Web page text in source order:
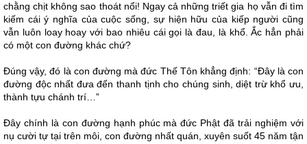
chằng chịt không sao thoát nổi! Ngay cả những triết gia họ vẫn đi tìm
kiếm cái ý nghĩa của cuộc sống, sự hiện hữu của kiếp người cũng
vẫn luôn loay hoay với bao nhiêu cái gọi là đau, là khổ. Ắc hẳn phải
có một con đường khác chứ?
Đúng vậy, đó là con đường mà đức Thế Tôn khẳng định: “Đây là con
đường độc nhất đưa đến thanh tịnh cho chúng sinh, diệt trừ khổ ưu,
thành tựu chánh trí…”
Đây chính là con đường hạnh phúc mà đức Phật đã trải nghiệm với
nụ cười tự tại trên môi, con đường nhất quán, xuyên suốt 45 năm tận